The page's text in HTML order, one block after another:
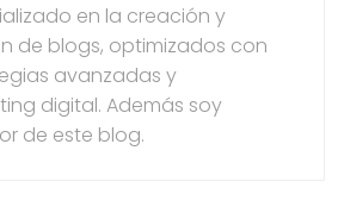
en la creación y
de blogs, optimizados con
avanzadas y
digital. Además soy
de este blog.